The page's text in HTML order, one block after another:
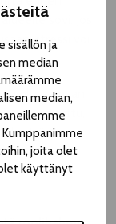
sisällön ja
median
median,
joita olet
käyttänyt
sovi. Jos
stressi voi
olla samaan
on taattu,
Niemi